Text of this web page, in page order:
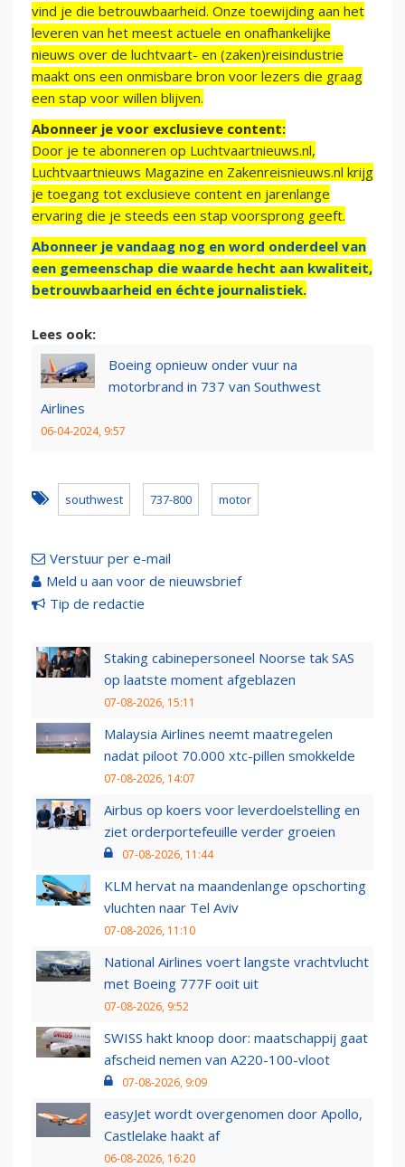
vind je die betrouwbaarheid. Onze toewijding aan het
leveren van het meest actuele en onafhankelijke
nieuws over de luchtvaart- en (zaken)reisindustrie
maakt ons een onmisbare bron voor lezers die graag
een stap voor willen blijven.
Abonneer je voor exclusieve content:
Door je te abonneren op Luchtvaartnieuws.nl,
Luchtvaartnieuws Magazine en Zakenreisnieuws.nl krijg
je toegang tot exclusieve content en jarenlange
ervaring die je steeds een stap voorsprong geeft.
Abonneer je vandaag nog en word onderdeel van
een gemeenschap die waarde hecht aan kwaliteit,
betrouwbaarheid en échte journalistiek.
Lees ook:
Boeing opnieuw onder vuur na
motorbrand in 737 van Southwest
Airlines
06-04-2024, 9:57
southwest 737-800 motor
Verstuur per e-mail
Meld u aan voor de nieuwsbrief
Tip de redactie
Staking cabinepersoneel Noorse tak SAS
op laatste moment afgeblazen
07-08-2026, 15:11
Malaysia Airlines neemt maatregelen
nadat piloot 70.000 xtc-pillen smokkelde
07-08-2026, 14:07
Airbus op koers voor leverdoelstelling en
ziet orderportefeuille verder groeien
07-08-2026, 11:44
KLM hervat na maandenlange opschorting
vluchten naar Tel Aviv
07-08-2026, 11:10
National Airlines voert langste vrachtvlucht
met Boeing 777F ooit uit
07-08-2026, 9:52
SWISS hakt knoop door: maatschappij gaat
afscheid nemen van A220-100-vloot
07-08-2026, 9:09
easyJet wordt overgenomen door Apollo,
Castlelake haakt af
06-08-2026, 16:20